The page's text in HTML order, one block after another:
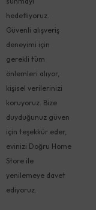
hedefliyoruz.
Güvenli alışveriş
deneyimi için
gerekli tüm
önlemleri alıyor,
kişisel verilerinizi
koruyoruz. Bize
duyduğunuz güven
için teşekkür eder,
evinizi Doğru Home
Store ile
yenilemeye davet
ediyoruz.